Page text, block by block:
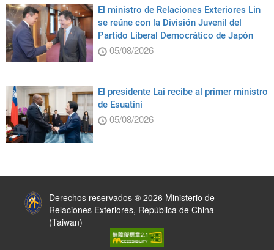
El ministro de Relaciones Exteriores Lin
se reúne con la División Juvenil del
Partido Liberal Democrático de Japón
05/08/2026
El presidente Lai recibe al primer ministro
de Esuatini
05/08/2026
Derechos reservados ® 2026 Ministerio de
Relaciones Exteriores, República de China
(Taiwan)